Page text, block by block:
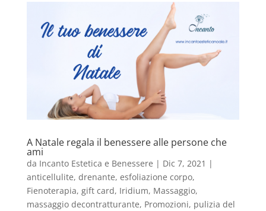
A Natale regala il benessere alle persone che
ami
da Incanto Estetica e Benessere | Dic 7, 2021 |
anticellulite, drenante, esfoliazione corpo,
Fienoterapia, gift card, Iridium, Massaggio,
massaggio decontratturante, Promozioni, pulizia del